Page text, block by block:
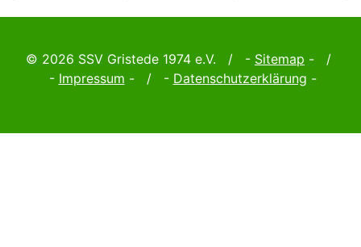
© 2026 SSV Gristede 1974 e.V. / - Sitemap - /
- Impressum - / - Datenschutzerklärung -